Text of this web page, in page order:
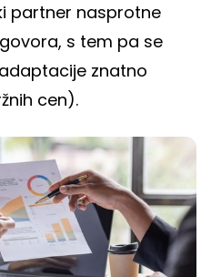
partner nasprotne
s tem pa se
znatno
cen).